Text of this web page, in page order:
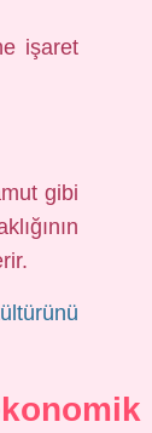
işaret
gibi